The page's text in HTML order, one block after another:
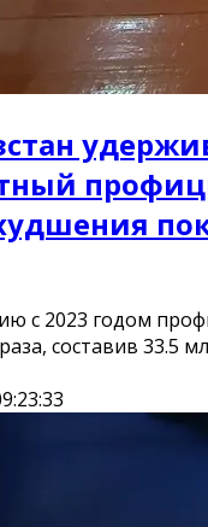
с 2023 годом
составив 33.5